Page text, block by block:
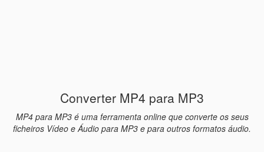
Converter MP4 para MP3
MP4 para MP3 é uma ferramenta online que converte os seus
ficheiros Vídeo e Áudio para MP3 e para outros formatos áudio.